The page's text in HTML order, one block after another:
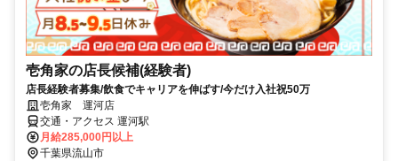
壱角家の店長候補(経験者)
店長経験者募集/飲食でキャリアを伸ばす/今だけ入社祝50万
壱角家 運河店
交通・アクセス 運河駅
月給285,000円以上
千葉県流山市